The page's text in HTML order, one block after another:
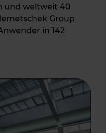
und weltweit 40
Group
in 142